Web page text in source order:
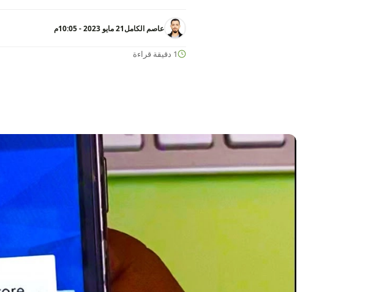
عاصم الكامل21 مايو 2023 - 10:05م
1 دقيقة قراءة